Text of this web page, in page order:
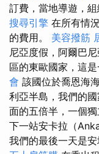
訂費，當地導遊，組
搜尋引擎 在所有情
的費用。 美容撥筋
尼亞度假，阿爾巴
區的東歐國家，這
會 該國位於喬恩海
利亞半島，我們的
面的五倍半，一個
下一站安卡拉（
我們的最後一天是